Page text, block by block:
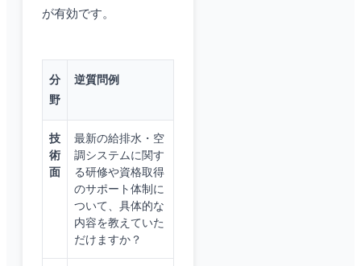
が有効です。
分
野
逆質問例
技
術
面
最新の給排水・空
調システムに関す
る研修や資格取得
のサポート体制に
ついて、具体的な
内容を教えていた
だけますか？